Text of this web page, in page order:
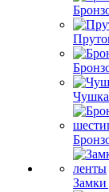
Чушка
Замки